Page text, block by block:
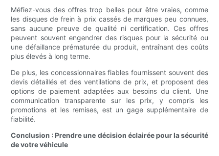
Méfiez-vous des offres trop belles pour être vraies, comme
les disques de frein à prix cassés de marques peu connues,
sans aucune preuve de qualité ni certification. Ces offres
peuvent souvent engendrer des risques pour la sécurité ou
une défaillance prématurée du produit, entraînant des coûts
plus élevés à long terme.
De plus, les concessionnaires fiables fournissent souvent des
devis détaillés et des ventilations de prix, et proposent des
options de paiement adaptées aux besoins du client. Une
communication transparente sur les prix, y compris les
promotions et les remises, est un gage supplémentaire de
fiabilité.
Conclusion : Prendre une décision éclairée pour la sécurité
de votre véhicule